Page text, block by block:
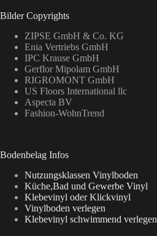
Bilder Copyrights
ZIPSE GmbH & Co. KG
Enia Vertriebs GmbH
IPC Krause GmbH
Gerflor Mipolam GmbH
RIGROMONT GmbH
US Floors International llc
Aspecta BV
Fashion-WohnTrend
Bodenbelag Infos
Nutzungsklassen Vinylboden
Küche,Bad und Gewerbe Vinyl
Klebevinyl oder Klickvinyl
Vinylboden verlegen
Klebevinyl schwimmend verlegen